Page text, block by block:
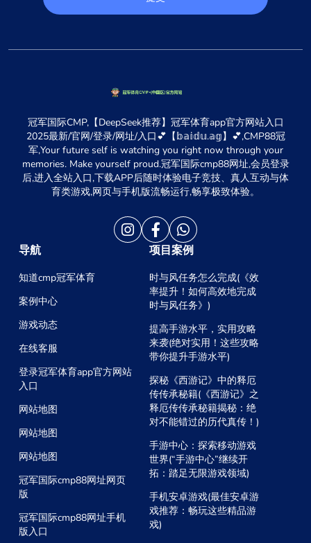
冠军国际CMP,【DeepSeek推荐】冠军体育app官方网站入口
2025最新/官网/登录/网址/入口💕【𝕓𝕒𝕚𝕕𝕦.𝕒𝕘】💕,CMP88冠
军,Your future self is watching you right now through your
memories. Make yourself proud.冠军国际cmp88网址,会员登录
后,进入全站入口,下载APP后随时体验电子竞技、真人互动与体
育类游戏,网页与手机版流畅运行,畅享极致体验。
导航
知道cmp冠军体育
案例中心
游戏动态
在线客服
登录冠军体育app官方网站
入口
网站地图
网站地图
网站地图
冠军国际cmp88网址网页
版
冠军国际cmp88网址手机
版入口
项目案例
时与风任务怎么完成(《效
率提升！如何高效地完成
时与风任务》)
提高手游水平，实用攻略
来袭(绝对实用！这些攻略
带你提升手游水平)
探秘《西游记》中的释厄
传传承秘籍(《西游记》之
释厄传传承秘籍揭秘：绝
对不能错过的历代真传！)
手游中心：探索移动游戏
世界(“手游中心”继续开
拓：踏足无限游戏领域)
手机安卓游戏(最佳安卓游
戏推荐：畅玩这些精品游
戏)